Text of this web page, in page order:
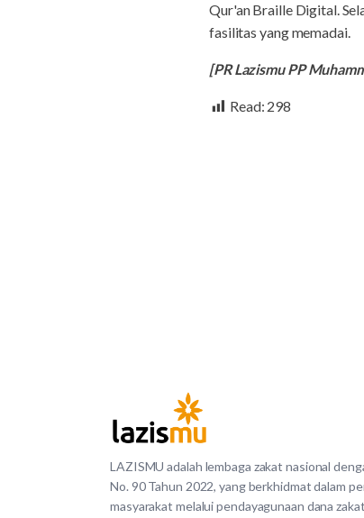
Qur'an Braille Digital.
fasilitas yang memadai.
[PR Lazismu PP
Read: 298
LAZISMU adalah lembaga zakat nasional
No. 90 Tahun 2022, yang berkhidmat dalam
masyarakat melalui pendayagunaan dana